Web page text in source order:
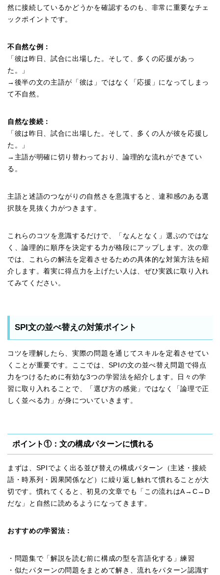
然に接続しているかどうかを確認するのも、非常に重要なチェ
ックポイントです。
不自然な例：
「彼は昨日、試合に出場した。そして、多くの応援があっ
た。」
→後半の文の主語が「彼は」ではなく「応援」になってしまっ
て不自然。
自然な接続：
「彼は昨日、試合に出場した。そして、多くの人が彼を応援し
た。」
→主語が明確に切り替わっており、論理的な流れができてい
る。
主語と述語のつながりの自然さを意識すると、違和感のある選
択肢を見抜く力がつきます。
これらのコツを意識するだけで、「なんとなく」選ぶのではな
く、論理的に順序を決定する力が格段にアップします。次の章
では、これらの解法を定着させるための具体的な対策方法を紹
介します。着実に得点力を上げたい人は、ぜひ実践に取り入れ
てみてください。
SPI文の並べ替えの対策ポイント
コツを理解したら、実際の問題を通じてスキルを定着させてい
くことが重要です。ここでは、SPIの文の並べ替え問題で得点
力をつけるために有効な3つの学習法を紹介します。日々の学
習に取り入れることで、「選び方の感覚」ではなく「論理で正
しく並べる力」が身についていきます。
ポイント①：文の構成パターンに慣れる
まずは、SPIでよく出る並び替えの構成パターン（主述・接続
語・時系列・因果関係など）に繰り返し触れて慣れることが大
切です。慣れてくると、初見の文章でも「この流れはA→C→D
だな」と自然に読めるようになってきます。
おすすめの学習法：
・問題集で「解説を読む前に構成の型を言語化する」練習
・似たパターンの問題をまとめて解き、流れをパターン認識す